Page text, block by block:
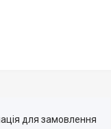
для замовлення